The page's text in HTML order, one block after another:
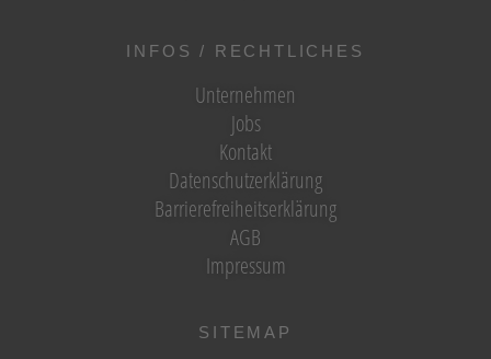
INFOS / RECHTLICHES
Unternehmen
Jobs
Kontakt
Datenschutzerklärung
Barrierefreiheitserklärung
AGB
Impressum
SITEMAP